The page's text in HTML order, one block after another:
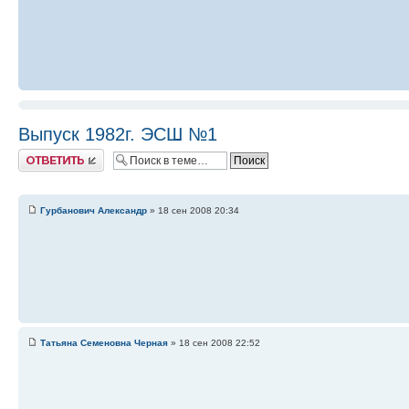
Выпуск 1982г. ЭСШ №1
Ответить
Гурбанович Александр » 18 сен 2008 20:34
Татьяна Семеновна Черная » 18 сен 2008 22:52